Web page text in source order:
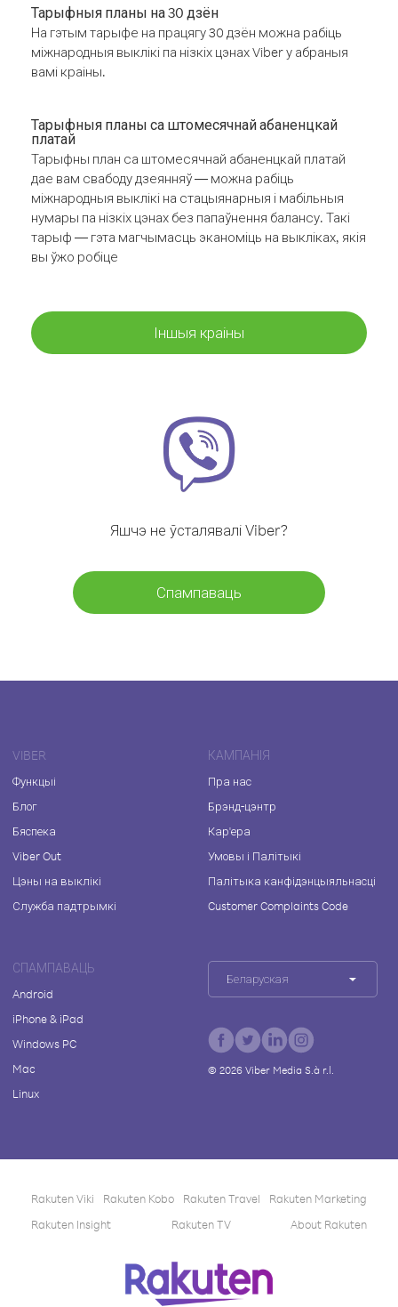
Тарыфныя планы на 30 дзён
На гэтым тарыфе на працягу 30 дзён можна рабіць
міжнародныя выклікі па нізкіх цэнах Viber у абраныя
вамі краіны.
Тарыфныя планы са штомесячнай абаненцкай
платай
Тарыфны план са штомесячнай абаненцкай платай
дае вам свабоду дзеянняў — можна рабіць
міжнародныя выклікі на стацыянарныя і мабільныя
нумары па нізкіх цэнах без папаўнення балансу. Такі
тарыф — гэта магчымасць эканоміць на выкліках, якія
вы ўжо робіце
Іншыя краіны
Яшчэ не ўсталявалі Viber?
Спампаваць
VIBER
Функцыі
Блог
Бяспека
Viber Out
Цэны на выклікі
Служба падтрымкі
КАМПАНІЯ
Пра нас
Брэнд-цэнтр
Кар'ера
Умовы і Палітыкі
Палітыка канфідэнцыяльнасці
Customer Complaints Code
СПАМПАВАЦЬ
Android
iPhone & iPad
Windows PC
Mac
Linux
Беларуская
© 2026Viber Media S.à r.l.
Rakuten Viki Rakuten Kobo Rakuten Travel
Rakuten Marketing
Rakuten Insight
Rakuten TV About Rakuten